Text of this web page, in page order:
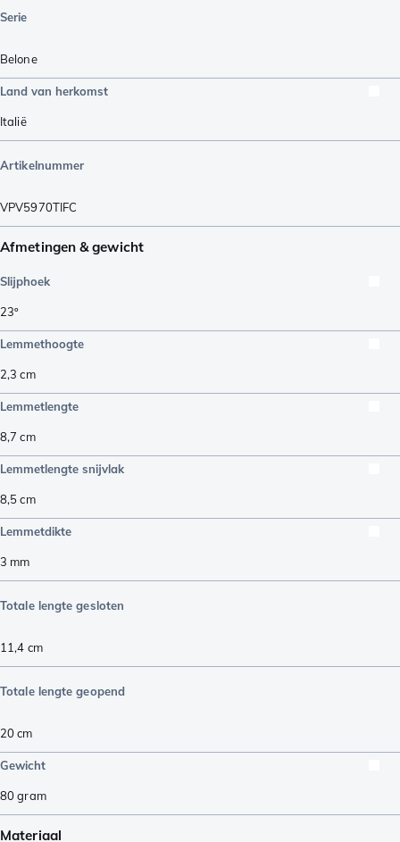
Serie
Belone
Land van herkomst
Italië
Artikelnummer
VPV5970TIFC
Afmetingen & gewicht
Slijphoek
23º
Lemmethoogte
2,3 cm
Lemmetlengte
8,7 cm
Lemmetlengte snijvlak
8,5cm
Lemmetdikte
3 mm
Totale lengte gesloten
11,4 cm
Totale lengte geopend
20cm
Gewicht
80gram
Materiaal